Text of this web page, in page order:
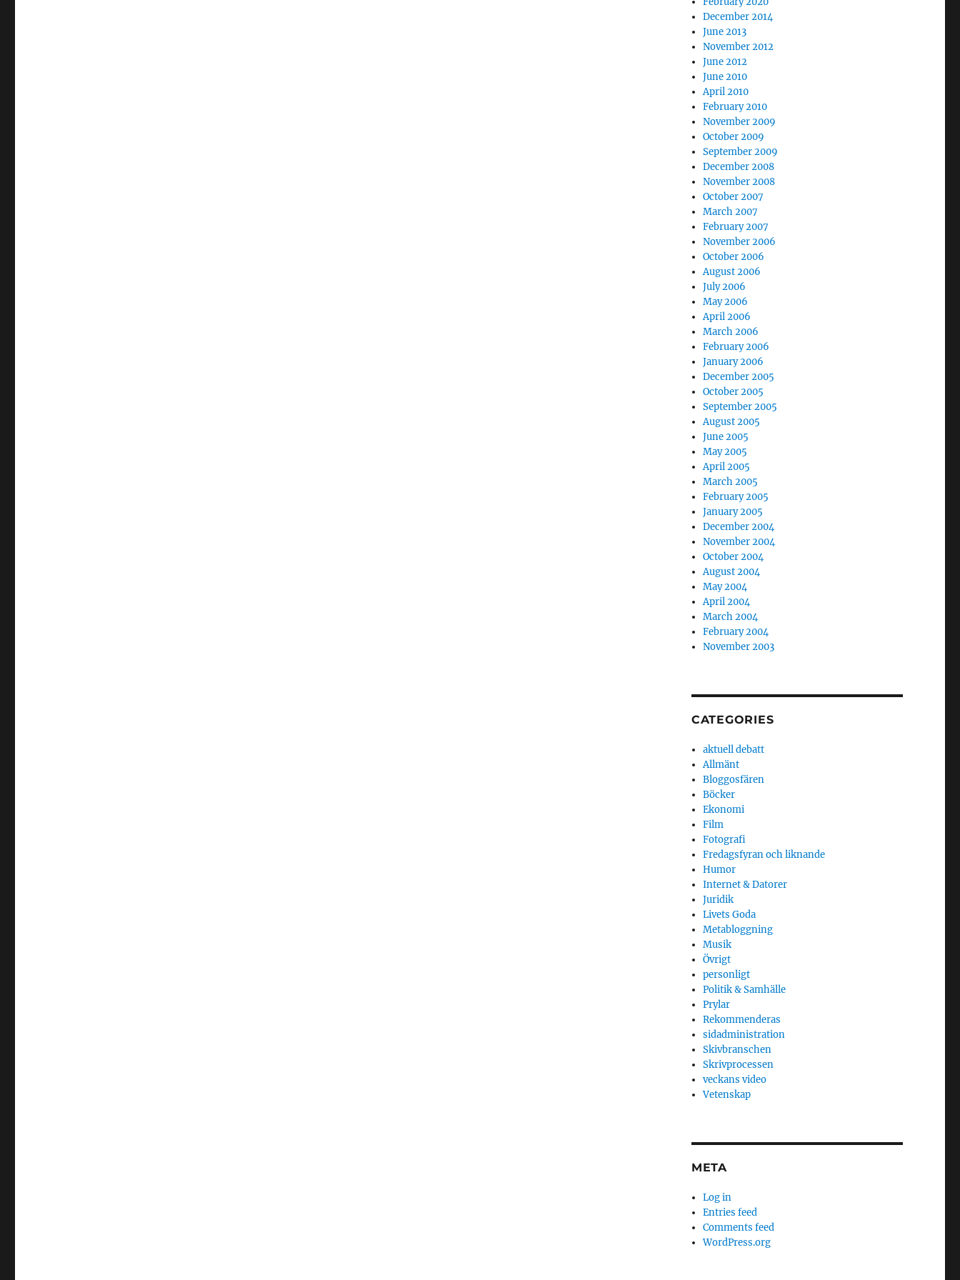
December 2014
June 2013
November 2012
June 2012
June 2010
April 2010
February 2010
November 2009
October 2009
September 2009
December 2008
November 2008
October 2007
March 2007
February 2007
November 2006
October 2006
August 2006
July 2006
May 2006
April 2006
March 2006
February 2006
January 2006
December 2005
October 2005
September 2005
August 2005
June 2005
May 2005
April 2005
March 2005
February 2005
January 2005
December 2004
November 2004
October 2004
August 2004
May 2004
April 2004
March 2004
February 2004
November 2003
CATEGORIES
aktuell debatt
Allmänt
Bloggosfären
Böcker
Ekonomi
Film
Fotografi
Fredagsfyran och liknande
Humor
Internet & Datorer
Juridik
Livets Goda
Metabloggning
Musik
Övrigt
personligt
Politik & Samhälle
Prylar
Rekommenderas
sidadministration
Skivbranschen
Skrivprocessen
veckans video
Vetenskap
META
Log in
Entries feed
Comments feed
WordPress.org